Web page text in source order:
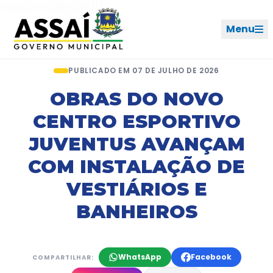
Ir para o conteúdo [1]
Menu
PERFIL DE NAVEGAÇÃO
Geral
Início
Ouvidoria
Início Notícias Artigo
PUBLICADO EM 07 DE JULHO DE 2026
OBRAS DO NOVO
CENTRO ESPORTIVO
JUVENTUS AVANÇAM
COM INSTALAÇÃO DE
VESTIÁRIOS E
BANHEIROS
COMPARTILHAR: WhatsApp
Facebook